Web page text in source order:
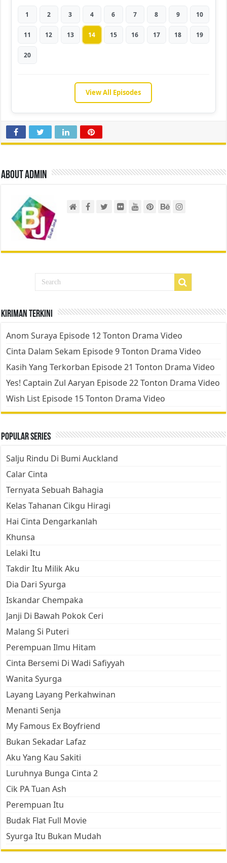
1 2 3 4 6 7 8 9 10
11 12 13 14 15 16 17 18 19
20
View All Episodes
About admin
Kiriman Terkini
Anom Suraya Episode 12 Tonton Drama Video
Cinta Dalam Sekam Episode 9 Tonton Drama Video
Kasih Yang Terkorban Episode 21 Tonton Drama Video
Yes! Captain Zul Aaryan Episode 22 Tonton Drama Video
Wish List Episode 15 Tonton Drama Video
Popular Series
Salju Rindu Di Bumi Auckland
Calar Cinta
Ternyata Sebuah Bahagia
Kelas Tahanan Cikgu Hiragi
Hai Cinta Dengarkanlah
Khunsa
Lelaki Itu
Takdir Itu Milik Aku
Dia Dari Syurga
Iskandar Chempaka
Janji Di Bawah Pokok Ceri
Malang Si Puteri
Perempuan Ilmu Hitam
Cinta Bersemi Di Wadi Safiyyah
Wanita Syurga
Layang Layang Perkahwinan
Menanti Senja
My Famous Ex Boyfriend
Bukan Sekadar Lafaz
Aku Yang Kau Sakiti
Luruhnya Bunga Cinta 2
Cik PA Tuan Ash
Perempuan Itu
Budak Flat Full Movie
Syurga Itu Bukan Mudah